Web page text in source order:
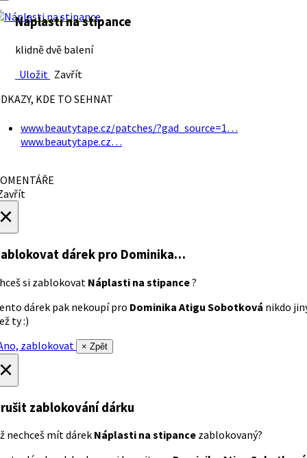
Náplasti na stipance
klidně dvě balení
Uložit Zavřít
KDE TO SEHNAT
www.beautytape.cz/patches/?gad_source=1…
www.beautytape.cz…
dárek pro Dominika…
si zablokovat Náplasti na stipance?
dárek pak nekoupí pro Dominika Atigu Sobotková nikdo
ty :)
zablokovat
× Zpět
zablokování dárku
nechceš mít dárek Náplasti na stipance zablokovaný?